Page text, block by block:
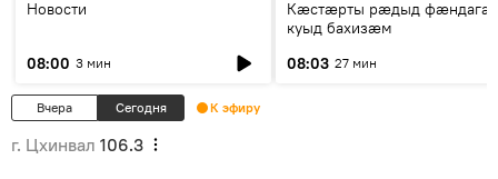
Новости
08:00 3 мин
Кæстæрты рæдыд
куыд бахизæм
08:03 27 мин
Вчера Сегодня К эфиру
г. Цхинвал 106.3